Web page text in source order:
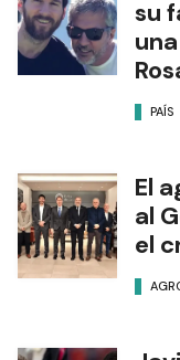
su
PAÍS
El
al
el